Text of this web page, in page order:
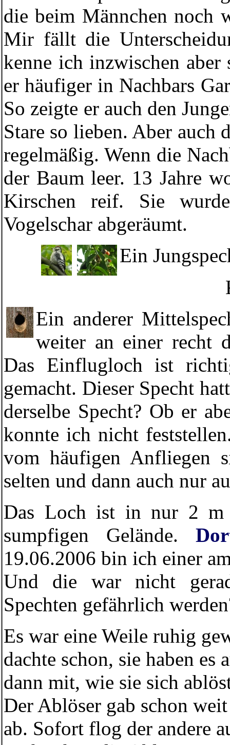
die beim Männchen noch
Mir fällt die
kenne ich inzwischen
er häufiger in Nachbars
So zeigte er auch den
Stare so lieben. Aber auch
regelmäßig. Wenn die
der Baum leer. 13 Jahre
Kirschen reif. Sie
Vogelschar abgeräumt.
Ein
Ein anderer
weiter an einer recht
Das Einflugloch ist
gemacht. Dieser Specht
derselbe Specht? Ob er
konnte ich nicht
vom häufigen Anfliegen
selten und dann auch nur
Das Loch ist in nur 2 m
sumpfigen Gelände.
19.06.2006 bin ich einer
Und die war nicht
Spechten gefährlich
Es war eine Weile ruhig
dachte schon, sie haben es
dann mit, wie sie sich
Der Ablöser gab schon
ab. Sofort flog der andere